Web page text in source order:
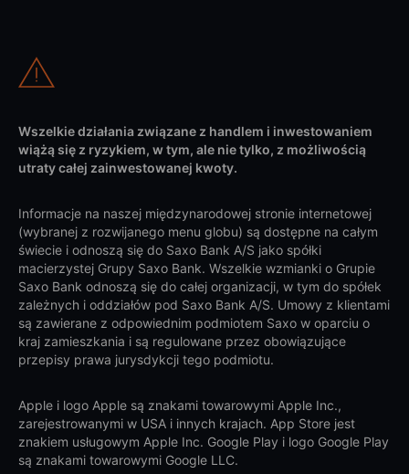
Wszelkie działania związane z handlem i inwestowaniem
wiążą się z ryzykiem, w tym, ale nie tylko, z możliwością
utraty całej zainwestowanej kwoty.
Informacje na naszej międzynarodowej stronie internetowej
(wybranej z rozwijanego menu globu) są dostępne na całym
świecie i odnoszą się do Saxo Bank A/S jako spółki
macierzystej Grupy Saxo Bank. Wszelkie wzmianki o Grupie
Saxo Bank odnoszą się do całej organizacji, w tym do spółek
zależnych i oddziałów pod Saxo Bank A/S. Umowy z klientami
są zawierane z odpowiednim podmiotem Saxo w oparciu o
kraj zamieszkania i są regulowane przez obowiązujące
przepisy prawa jurysdykcji tego podmiotu.
Apple i logo Apple są znakami towarowymi Apple Inc.,
zarejestrowanymi w USA i innych krajach. App Store jest
znakiem usługowym Apple Inc. Google Play i logo Google Play
są znakami towarowymi Google LLC.